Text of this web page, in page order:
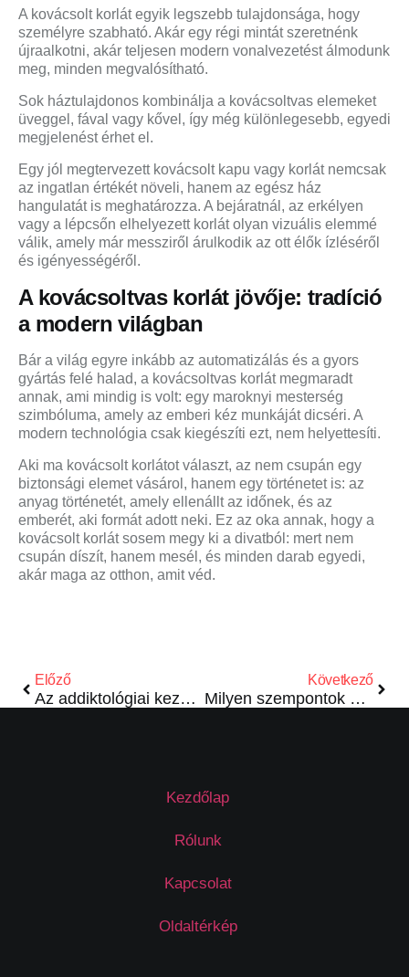
A kovácsolt korlát egyik legszebb tulajdonsága, hogy
személyre szabható. Akár egy régi mintát szeretnénk
újraalkotni, akár teljesen modern vonalvezetést álmodunk
meg, minden megvalósítható.
Sok háztulajdonos kombinálja a kovácsoltvas elemeket
üveggel, fával vagy kővel, így még különlegesebb, egyedi
megjelenést érhet el.
Egy jól megtervezett kovácsolt kapu vagy korlát nemcsak
az ingatlan értékét növeli, hanem az egész ház
hangulatát is meghatározza. A bejáratnál, az erkélyen
vagy a lépcsőn elhelyezett korlát olyan vizuális elemmé
válik, amely már messziről árulkodik az ott élők ízléséről
és igényességéről.
A kovácsoltvas korlát jövője: tradíció
a modern világban
Bár a világ egyre inkább az automatizálás és a gyors
gyártás felé halad, a kovácsoltvas korlát megmaradt
annak, ami mindig is volt: egy maroknyi mesterség
szimbóluma, amely az emberi kéz munkáját dicséri. A
modern technológia csak kiegészíti ezt, nem helyettesíti.
Aki ma kovácsolt korlátot választ, az nem csupán egy
biztonsági elemet vásárol, hanem egy történetet is: az
anyag történetét, amely ellenállt az időnek, és az
emberét, aki formát adott neki. Ez az oka annak, hogy a
kovácsolt korlát sosem megy ki a divatból: mert nem
csupán díszít, hanem mesél, és minden darab egyedi,
akár maga az otthon, amit véd.
Előző
Az addiktológiai kezelés új korszaka
Következő
Milyen szempontok alapján vásárolj gyerek bakancsot?
Kezdőlap
Rólunk
Kapcsolat
Oldaltérkép